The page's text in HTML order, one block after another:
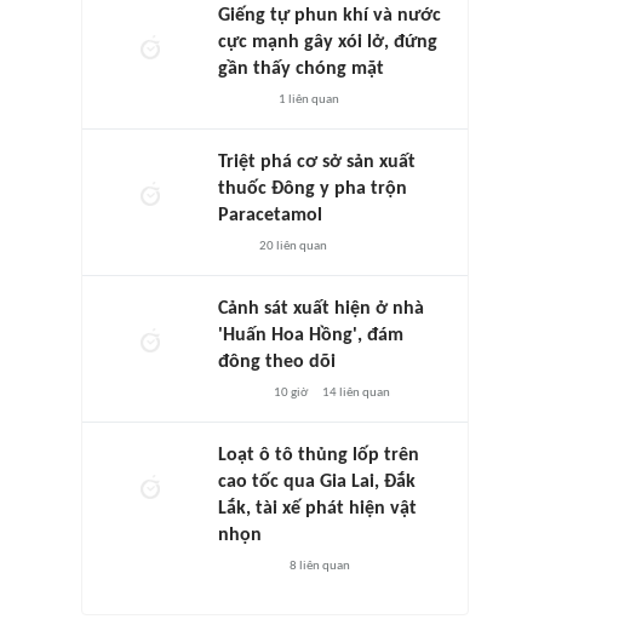
Giếng tự phun khí và nước
cực mạnh gây xói lở, đứng
gần thấy chóng mặt
1 liên quan
Triệt phá cơ sở sản xuất
thuốc Đông y pha trộn
Paracetamol
20liên quan
Cảnh sát xuất hiện ở nhà
'Huấn Hoa Hồng', đám
đông theo dõi
10 giờ 14liên quan
Loạt ô tô thủng lốp trên
cao tốc qua Gia Lai, Đắk
Lắk, tài xế phát hiện vật
nhọn
8 liên quan